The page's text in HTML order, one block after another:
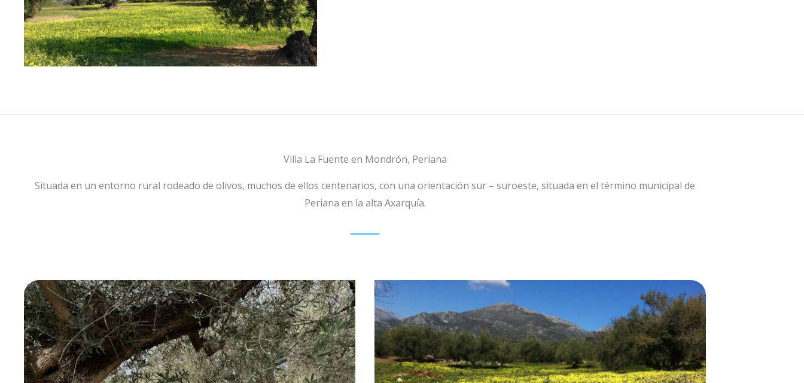
Villa La Fuente en Mondrón, Periana
Situada en un entorno rural rodeado de olivos, muchos de ellos centenarios, con una orientación sur – suroeste, situada en el término municipal de
Periana en la alta Axarquía.